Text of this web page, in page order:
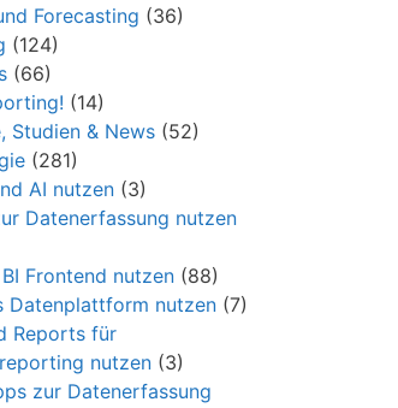
Forecasting (36)
(124)
(66)
(14)
Studien & News (52)
(281)
AI nutzen (3)
Datenerfassung nutzen
Frontend nutzen (88)
Datenplattform nutzen (7)
Reports für
nutzen (3)
zur Datenerfassung